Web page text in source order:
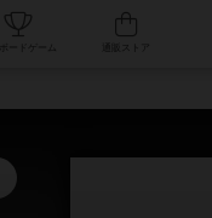
人気ボードゲーム